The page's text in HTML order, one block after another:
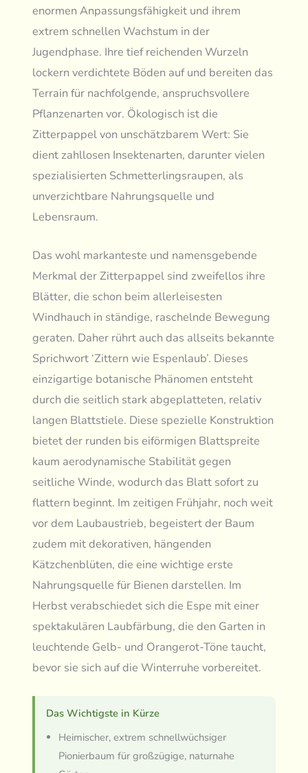
enormen Anpassungsfähigkeit und ihrem
extrem schnellen Wachstum in der
Jugendphase. Ihre tief reichenden Wurzeln
lockern verdichtete Böden auf und bereiten das
Terrain für nachfolgende, anspruchsvollere
Pflanzenarten vor. Ökologisch ist die
Zitterpappel von unschätzbarem Wert: Sie
dient zahllosen Insektenarten, darunter vielen
spezialisierten Schmetterlingsraupen, als
unverzichtbare Nahrungsquelle und
Lebensraum.
Das wohl markanteste und namensgebende
Merkmal der Zitterpappel sind zweifellos ihre
Blätter, die schon beim allerleisesten
Windhauch in ständige, raschelnde Bewegung
geraten. Daher rührt auch das allseits bekannte
Sprichwort ‘Zittern wie Espenlaub’. Dieses
einzigartige botanische Phänomen entsteht
durch die seitlich stark abgeplatteten, relativ
langen Blattstiele. Diese spezielle Konstruktion
bietet der runden bis eiförmigen Blattspreite
kaum aerodynamische Stabilität gegen
seitliche Winde, wodurch das Blatt sofort zu
flattern beginnt. Im zeitigen Frühjahr, noch weit
vor dem Laubaustrieb, begeistert der Baum
zudem mit dekorativen, hängenden
Kätzchenblüten, die eine wichtige erste
Nahrungsquelle für Bienen darstellen. Im
Herbst verabschiedet sich die Espe mit einer
spektakulären Laubfärbung, die den Garten in
leuchtende Gelb- und Orangerot-Töne taucht,
bevor sie sich auf die Winterruhe vorbereitet.
Das Wichtigste in Kürze
Heimischer, extrem schnellwüchsiger
Pionierbaum für großzügige, naturnahe